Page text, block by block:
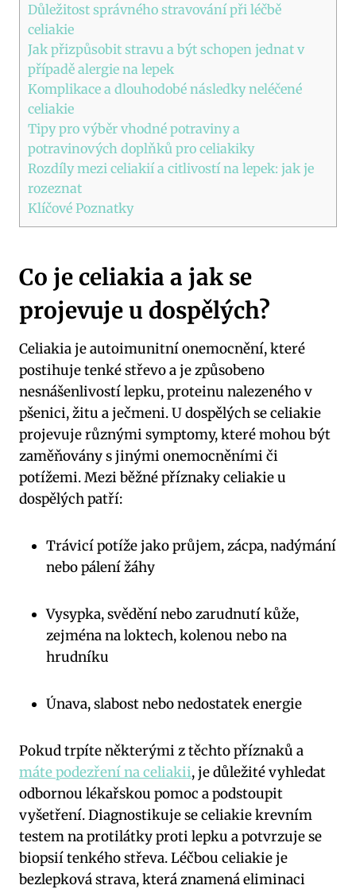
Důležitost správného stravování při léčbě
celiakie
Jak přizpůsobit stravu a být schopen jednat v
případě alergie na lepek
Komplikace a dlouhodobé následky neléčené
celiakie
Tipy pro výběr vhodné potraviny a
potravinových doplňků pro celiakiky
Rozdíly mezi celiakií a citlivostí na lepek: jak je
rozeznat
Klíčové Poznatky
Co je celiakia a jak se
projevuje u dospělých?
Celiakia je autoimunitní onemocnění, které
postihuje tenké střevo a je způsobeno
nesnášenlivostí lepku, proteinu nalezeného v
pšenici, žitu a ječmeni. U dospělých se celiakie
projevuje různými symptomy, které mohou být
zaměňovány s jinými onemocněními či
potížemi. Mezi běžné příznaky celiakie u
dospělých patří:
Trávicí potíže jako průjem, zácpa, nadýmání
nebo pálení žáhy
Vysypka, svědění nebo zarudnutí kůže,
zejména na loktech, kolenou nebo na
hrudníku
Únava, slabost nebo nedostatek energie
Pokud trpíte některými z těchto příznaků a
máte podezření na celiakii, je důležité vyhledat
odbornou lékařskou pomoc a podstoupit
vyšetření. Diagnostikuje se celiakie krevním
testem na protilátky proti lepku a potvrzuje se
biopsií tenkého střeva. Léčbou celiakie je
bezlepková strava, která znamená eliminaci